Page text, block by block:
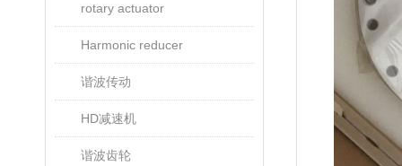
rotary actuator
Harmonic reducer
谐波传动
HD减速机
谐波齿轮